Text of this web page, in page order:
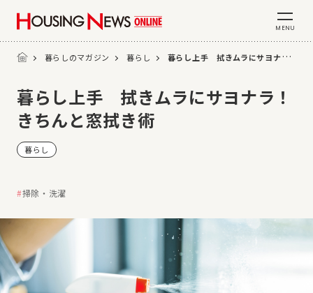
MENU
暮らしのマガジン 暮らし 暮らし上手 拭きムラにサヨナラ！きちんと窓拭き術
暮らし上手 拭きムラにサヨナラ！
きちんと窓拭き術
暮らし
掃除・洗濯